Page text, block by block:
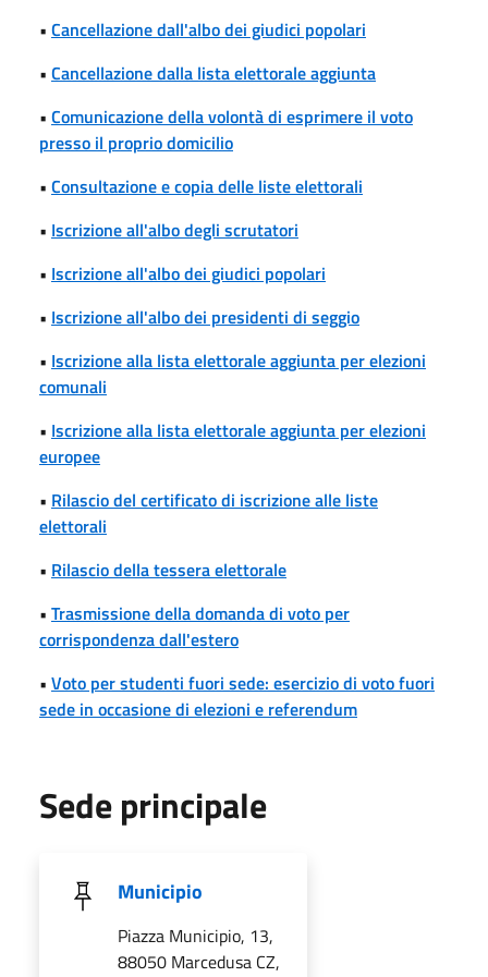
• Cancellazione dall'albo dei giudici popolari
• Cancellazione dalla lista elettorale aggiunta
• Comunicazione della volontà di esprimere il voto
presso il proprio domicilio
• Consultazione e copia delle liste elettorali
• Iscrizione all'albo degli scrutatori
• Iscrizione all'albo dei giudici popolari
• Iscrizione all'albo dei presidenti di seggio
• Iscrizione alla lista elettorale aggiunta per elezioni
comunali
• Iscrizione alla lista elettorale aggiunta per elezioni
europee
• Rilascio del certificato di iscrizione alle liste
elettorali
• Rilascio della tessera elettorale
• Trasmissione della domanda di voto per
corrispondenza dall'estero
• Voto per studenti fuori sede: esercizio di voto fuori
sede in occasione di elezioni e referendum
Sede principale
Municipio
Piazza Municipio, 13,
88050 Marcedusa CZ,